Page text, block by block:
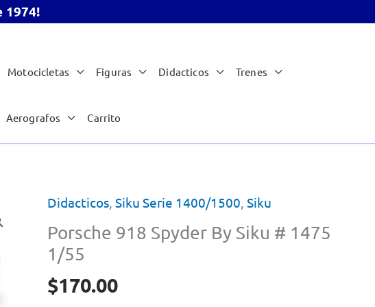
1974!
Motocicletas Figuras Didacticos Trenes
Aerografos Carrito
Didacticos, Siku Serie 1400/1500, Siku
Porsche 918 Spyder By Siku # 1475
1/55
$170.00